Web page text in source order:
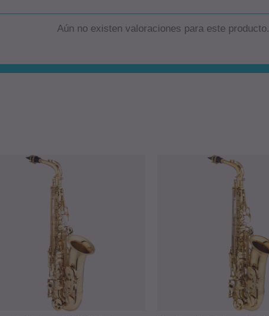
Aún no existen valoraciones para este producto.